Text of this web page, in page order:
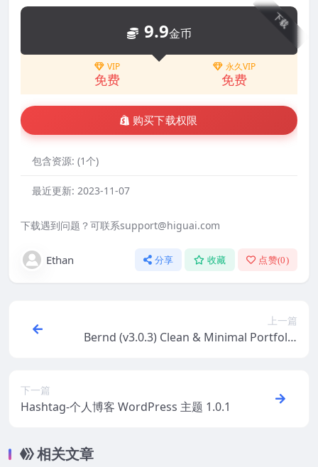
下载
9.9金币
VIP
免费
永久VIP
免费
购买下载权限
包含资源: (1个)
最近更新: 2023-11-07
下载遇到问题？可联系support@higuai.com
Ethan 分享 收藏 点赞(0)
上一篇
Bernd (v3.0.3) Clean & Minimal Portfolio
下一篇
Hashtag-个人博客 WordPress 主题 1.0.1
相关文章